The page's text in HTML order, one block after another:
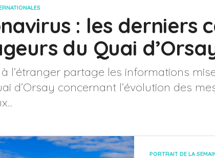
: les derniers
du Quai
l’étranger partage les informations
d’Orsay concernant l’évolution des
PORTRAIT DE LA